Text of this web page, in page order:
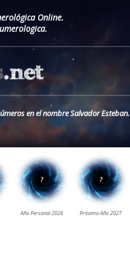
Online.
en el nombre Salvador Esteban.